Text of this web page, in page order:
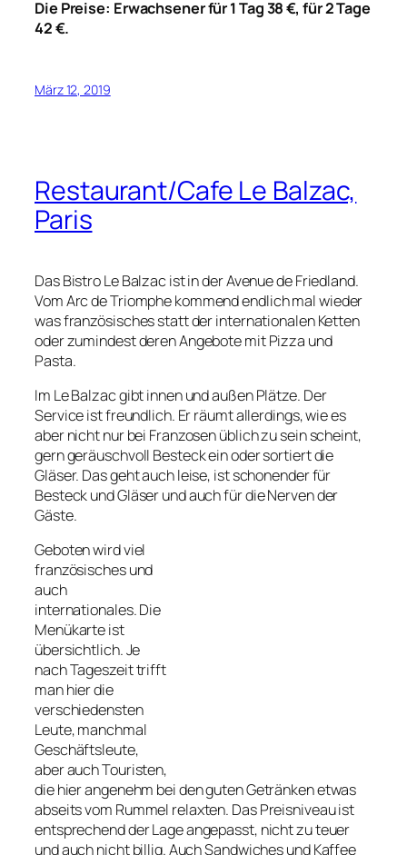
Die Preise: Erwachsener für 1 Tag 38 €, für 2 Tage
42 €.
März 12, 2019
Restaurant/Cafe Le Balzac,
Paris
Das Bistro Le Balzac ist in der Avenue de Friedland.
Vom Arc de Triomphe kommend endlich mal wieder
was französisches statt der internationalen Ketten
oder zumindest deren Angebote mit Pizza und
Pasta.
Im Le Balzac gibt innen und außen Plätze. Der
Service ist freundlich. Er räumt allerdings, wie es
aber nicht nur bei Franzosen üblich zu sein scheint,
gern geräuschvoll Besteck ein oder sortiert die
Gläser. Das geht auch leise, ist schonender für
Besteck und Gläser und auch für die Nerven der
Gäste.
Geboten wird viel
französisches und
auch
internationales. Die
Menükarte ist
übersichtlich. Je
nach Tageszeit trifft
man hier die
verschiedensten
Leute, manchmal
Geschäftsleute,
aber auch Touristen,
die hier angenehm bei den guten Getränken etwas
abseits vom Rummel relaxten. Das Preisniveau ist
entsprechend der Lage angepasst, nicht zu teuer
und auch nicht billig. Auch Sandwiches und Kaffee